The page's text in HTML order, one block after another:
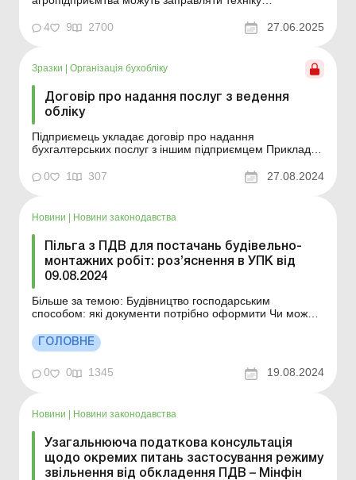
пального. Досить часто для виконання тих або інших
сільськогосподарських робіт агропідприємства
Цивільним к...
4 9 2700 27.06.2025
Зразки Організація бухобліку
Договір про надання послуг з ведення
обліку
Підприємець укладає договір про надання
бухгалтерських послуг з іншим підприємцем Приклад
0
1 307 27.08.2024
Новини Новини законодавства
Пільга з ПДВ для постачань будівельно-
монтажних робіт: роз’яснення в УПК від
09.08.2024
Більше за темою: Будівництво господарським
способом: які документи потрібно оформити Чи можна
Продаж майнових прав на майбутній об’єкт
нерухомості: облік у замовника будівництва
Узагальнююча податкова консультація щодо окремих
п...
ГОЛОВНЕ
0 0 1345 19.08.2024
Новини | Новини законодавства
Узагальнююча податкова консультація
щодо окремих питань застосування режиму
звільнення від обкладення ПДВ – Мінфін